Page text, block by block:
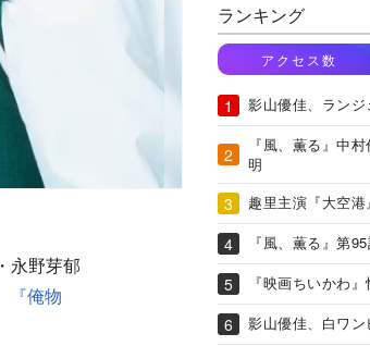
永野芽郁
『俺物
ランキング
アクセス数
影山優佳、ラン
『風、薫る』中
明
趣里主演『大空
『風、薫る』第
『映画ちいかわ
影山優佳、白ワ